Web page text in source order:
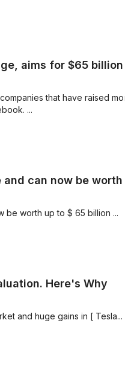
aims for $65 billion
that have raised more
than $8 billion in a decade after Alibaba and Facebook. ...
and can now be worth
Rivian has raised the IPO price range and can now be worth up to $ 65 billion ...
Here's Why
and huge gains in [ Tesla...